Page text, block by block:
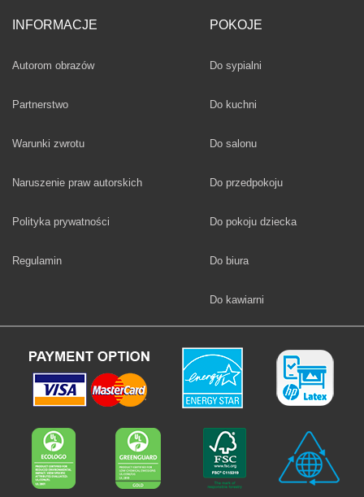
INFORMACJE
Autorom obrazów
Partnerstwo
Warunki zwrotu
Naruszenie praw autorskich
Polityka prywatności
Regulamin
POKOJE
Fototapety
Do sypialni
Fototapety
Do kuchni
Fototapety
Do salonu
Fototapety
Do przedpokoju
Fototapety
Do pokoju dziecka
Fototapety
Do biura
Fototapety
Do kawiarni